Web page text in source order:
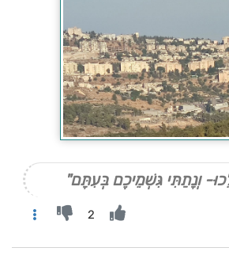
וְנָתַתִּי גִּשְׁמֵיכֶם בְּעִתָּם"
2